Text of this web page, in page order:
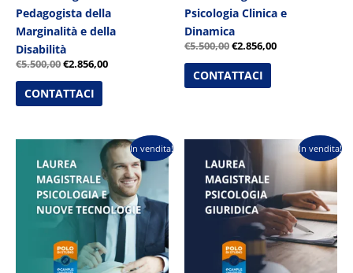
Pedagogista della
Marginalità e della
Disabilità
€5.500,00€2.856,00
CONTATTACI
Psicologia Clinica e
Dinamica
€5.500,00€2.856,00
CONTATTACI
In vendita!
prezzo
originale
era:
€5.500,00.
Il
prezzo
attuale
è:
€2.856,00.
In vendita!
prezzo
originale
era:
€5.500,00.
prezzo
attuale
€2.856,00.